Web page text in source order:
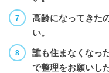
高齢になってきた
い。
誰も住まなくなっ
で整理をお願いし